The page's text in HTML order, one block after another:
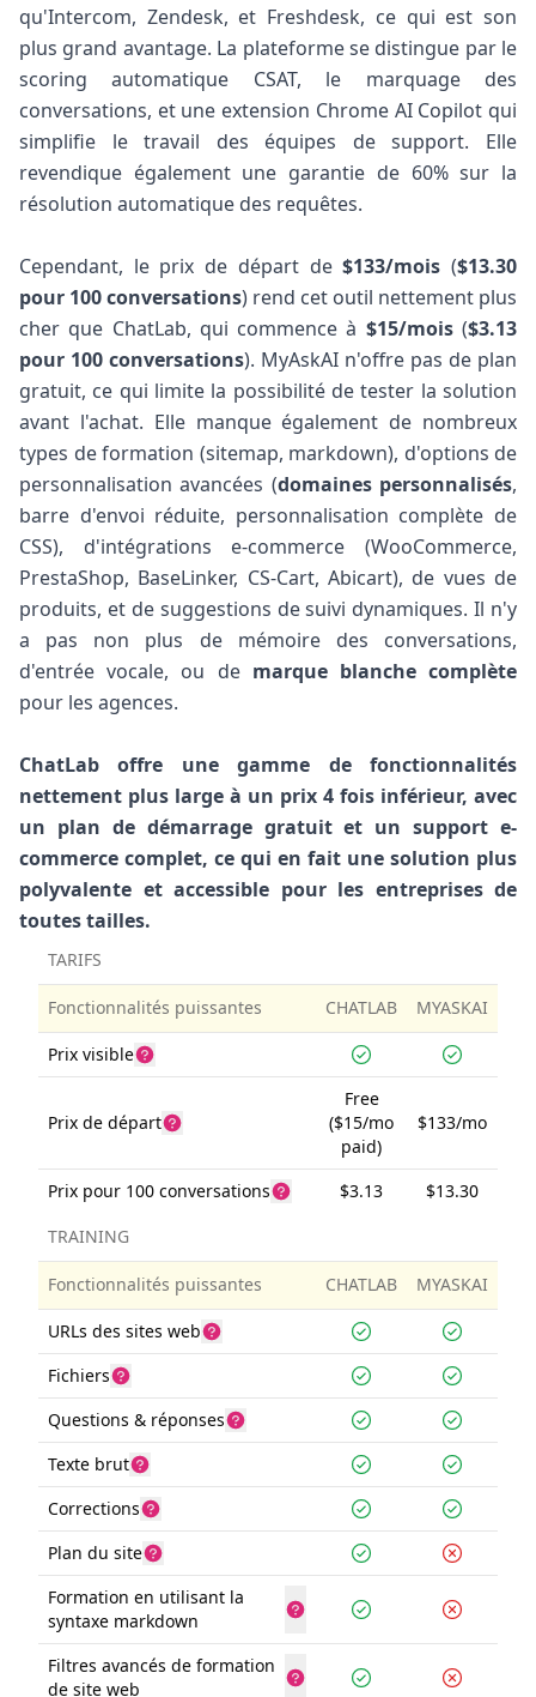
qu'Intercom, Zendesk, et Freshdesk, ce qui est son
plus grand avantage. La plateforme se distingue par le
scoring automatique CSAT, le marquage des
conversations, et une extension Chrome AI Copilot qui
simplifie le travail des équipes de support. Elle
revendique également une garantie de 60% sur la
résolution automatique des requêtes.
Cependant, le prix de départ de$133/mois ($13.30
pour 100 conversations) rend cet outil nettement plus
cher que ChatLab, qui commence à $15/mois($3.13
pour 100 conversations). MyAskAI n'offre pas de plan
gratuit, ce qui limite la possibilité de tester la solution
avant l'achat. Elle manque également de nombreux
types de formation (sitemap, markdown), d'options de
personnalisation avancées (domaines personnalisés,
barre d'envoi réduite, personnalisation complète de
CSS), d'intégrations e-commerce (WooCommerce,
PrestaShop, BaseLinker, CS-Cart, Abicart), de vues de
produits, et de suggestions de suivi dynamiques. Il n'y
a pas non plus de mémoire des conversations,
d'entrée vocale, ou de marque blanche complète
pour les agences.
ChatLab offre une gamme de fonctionnalités
nettement plus large à un prix 4 fois inférieur, avec
un plan de démarrage gratuit et un support e-
commerce complet, ce qui en fait une solution plus
polyvalente et accessible pour les entreprises de
toutes tailles.
TARIFS
Fonctionnalités puissantes CHATLAB MYASKAI
Prix visible
Prix de départ
Free
($15/mo
paid)
$133/mo
Prix pour 100 conversations $3.13
$13.30
TRAINING
Fonctionnalités puissantes CHATLAB MYASKAI
URLs des sites web
Fichiers
Questions & réponses
Texte brut
Corrections
Plan du site
Formation en utilisant la
syntaxe markdown
Filtres avancés de formation
de site web